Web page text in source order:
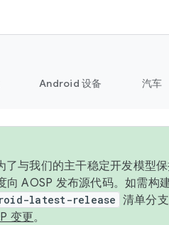
Android 设备 汽车
了与我们的主干稳定开发模型
向 AOSP 发布源代码。如需构
latest-release 清单分
变更。